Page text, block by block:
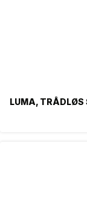
LUMA, TRÅDLØS